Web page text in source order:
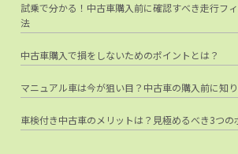
試乗で分かる！中古車購入前に確認すべき走行フ
法
中古車購入で損をしないためのポイントとは？
マニュアル車は今が狙い目？中古車の購入前に知
車検付き中古車のメリットは？見極めるべき3つの